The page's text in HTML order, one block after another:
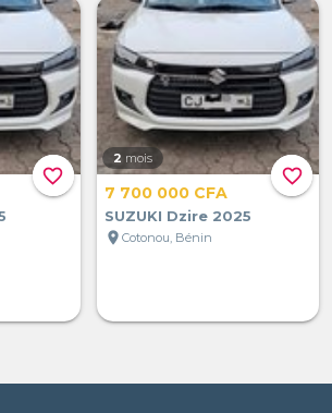
favorite_border favorite_border
2 mois
7 700 000 CFA
SUZUKI Dzire 2025
location_on Cotonou, Bénin